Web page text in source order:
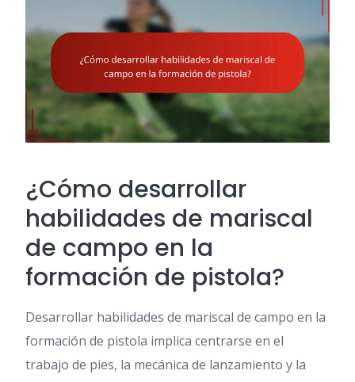
¿Cómo desarrollar
habilidades de mariscal
de campo en la
formación de pistola?
Desarrollar habilidades de mariscal de campo en la
formación de pistola implica centrarse en el
trabajo de pies, la mecánica de lanzamiento y la